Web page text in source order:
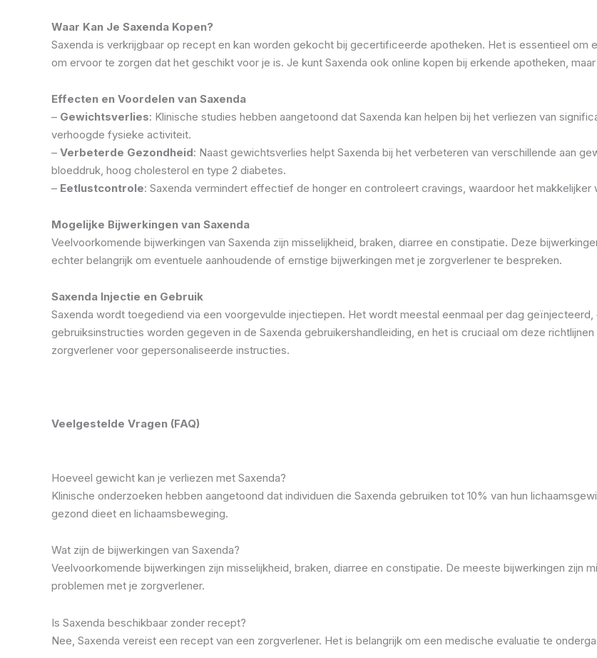
Waar Kan Je Saxenda Kopen?
Saxenda is verkrijgbaar op recept en kan worden gekocht bij gecertificeerde apotheken. Het is essentieel om
om ervoor te zorgen dat het geschikt voor je is. Je kunt Saxenda ook online kopen bij erkende apotheken,
Effecten en Voordelen van Saxenda
– Gewichtsverlies: Klinische studies hebben aangetoond dat Saxenda kan helpen bij het verliezen van
verhoogde fysieke activiteit.
– Verbeterde Gezondheid: Naast gewichtsverlies helpt Saxenda bij het verbeteren van verschillende aan
bloeddruk, hoog cholesterol en type 2 diabetes.
– Eetlustcontrole: Saxenda vermindert effectief de honger en controleert cravings, waardoor het
Mogelijke Bijwerkingen van Saxenda
Veelvoorkomende bijwerkingen van Saxenda zijn misselijkheid, braken, diarree en constipatie. Deze
echter belangrijk om eventuele aanhoudende of ernstige bijwerkingen met je zorgverlener te bespreken.
Saxenda Injectie en Gebruik
Saxenda wordt toegediend via een voorgevulde injectiepen. Het wordt meestal eenmaal per dag
gebruiksinstructies worden gegeven in de Saxenda gebruikershandleiding, en het is cruciaal om deze
zorgverlener voor gepersonaliseerde instructies.
Veelgestelde Vragen (FAQ)
Hoeveel gewicht kan je verliezen met Saxenda?
Klinische onderzoeken hebben aangetoond dat individuen die Saxenda gebruiken tot 10% van hun
gezond dieet en lichaamsbeweging.
Wat zijn de bijwerkingen van Saxenda?
Veelvoorkomende bijwerkingen zijn misselijkheid, braken, diarree en constipatie. De meeste bijwerkingen zijn
problemen met je zorgverlener.
Is Saxenda beschikbaar zonder recept?
Nee, Saxenda vereist een recept van een zorgverlener. Het is belangrijk om een medische evaluatie te